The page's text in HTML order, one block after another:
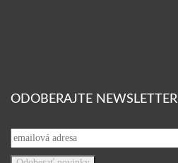
ODOBERAJTE NEWSLETTER